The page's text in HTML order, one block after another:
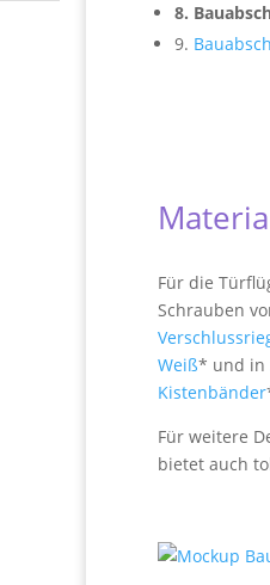
8.
9.
Für die
Schrauben
Weiß* und in
Kistenbänder
Für weitere
bietet auch